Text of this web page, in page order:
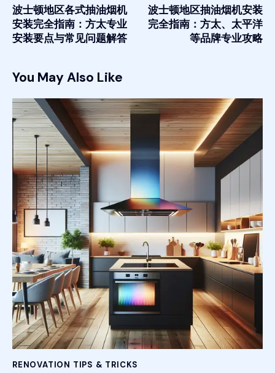
波士顿地区各式抽油烟机
安装完全指南：方太专业
安装要点与常见问题解答
波士顿地区抽油烟机安装
完全指南：方太、太平洋
等品牌专业攻略
You May Also Like
RENOVATION TIPS & TRICKS